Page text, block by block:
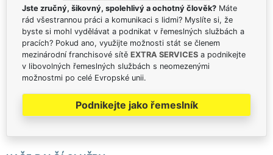
Jste zručný, šikovný, spolehlivý a ochotný člověk? Máte
rád všestrannou práci a komunikaci s lidmi? Myslíte si, že
byste si mohl vydělávat a podnikat v řemeslných službách a
pracích? Pokud ano, využijte možnosti stát se členem
mezinárodní franchisové sítě EXTRA SERVICES a podnikejte
v libovolných řemeslných službách s neomezenými
možnostmi po celé Evropské unii.
Podnikejte jako řemeslník